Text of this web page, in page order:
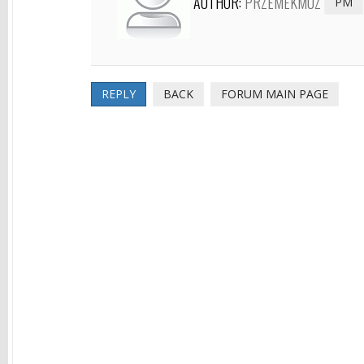
REPLY BACK FORUM MAIN PAGE